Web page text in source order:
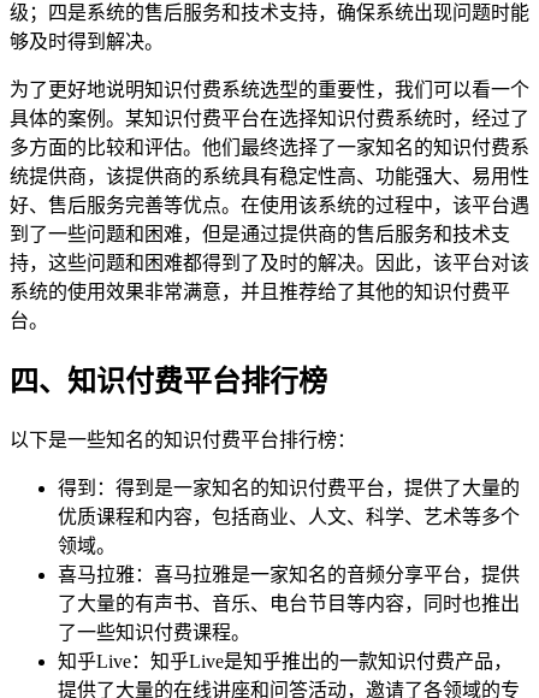
级；四是系统的售后服务和技术支持，确保系统出现问题时能
够及时得到解决。
为了更好地说明知识付费系统选型的重要性，我们可以看一个
具体的案例。某知识付费平台在选择知识付费系统时，经过了
多方面的比较和评估。他们最终选择了一家知名的知识付费系
统提供商，该提供商的系统具有稳定性高、功能强大、易用性
好、售后服务完善等优点。在使用该系统的过程中，该平台遇
到了一些问题和困难，但是通过提供商的售后服务和技术支
持，这些问题和困难都得到了及时的解决。因此，该平台对该
系统的使用效果非常满意，并且推荐给了其他的知识付费平
台。
四、知识付费平台排行榜
以下是一些知名的知识付费平台排行榜：
得到：得到是一家知名的知识付费平台，提供了大量的
优质课程和内容，包括商业、人文、科学、艺术等多个
领域。
喜马拉雅：喜马拉雅是一家知名的音频分享平台，提供
了大量的有声书、音乐、电台节目等内容，同时也推出
了一些知识付费课程。
知乎Live：知乎Live是知乎推出的一款知识付费产品，
提供了大量的在线讲座和问答活动，邀请了各领域的专